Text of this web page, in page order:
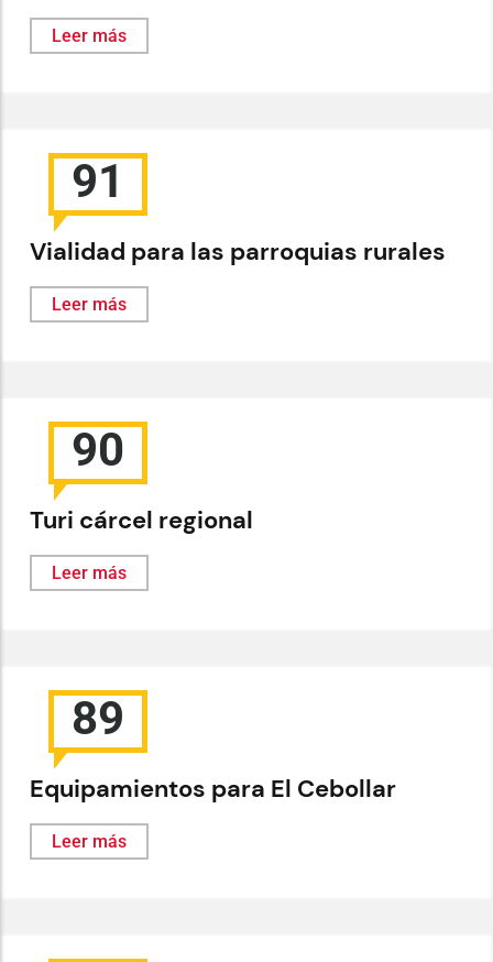
Leer más
91
Vialidad para las parroquias rurales
Leer más
90
Turi cárcel regional
Leer más
89
Equipamientos para El Cebollar
Leer más